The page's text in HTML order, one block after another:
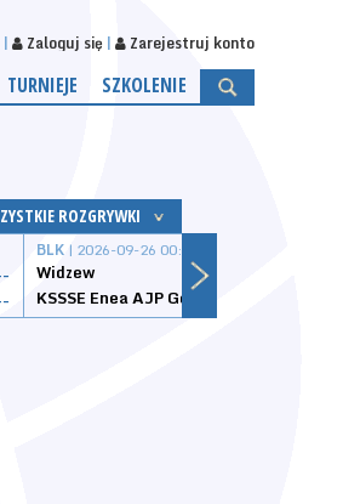
Zaloguj się Zarejestruj konto
TURNIEJE SZKOLENIE
ROZGRYWKI
BLK | 2026-09-26 00:00
Widzew